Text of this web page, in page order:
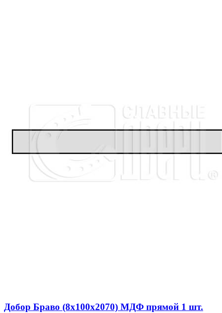
Добор Браво (8х100х2070) МДФ прямой 1 шт.